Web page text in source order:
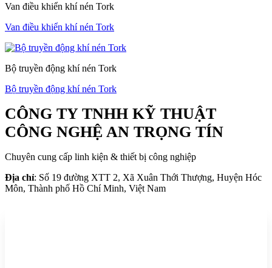
Van điều khiển khí nén Tork
Van điều khiển khí nén Tork
Bộ truyền động khí nén Tork
Bộ truyền động khí nén Tork
CÔNG TY TNHH KỸ THUẬT
CÔNG NGHỆ AN TRỌNG TÍN
Chuyên cung cấp linh kiện & thiết bị công nghiệp
Địa chỉ: Số 19 đường XTT 2, Xã Xuân Thới Thượng, Huyện Hóc
Môn, Thành phố Hồ Chí Minh, Việt Nam